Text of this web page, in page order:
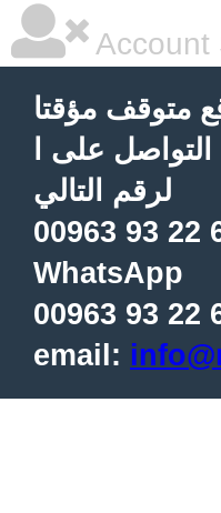
Account
متوقف مؤقتا
على ا
لرقم التالي
00963 93 22
WhatsApp
00963 93 22
email: